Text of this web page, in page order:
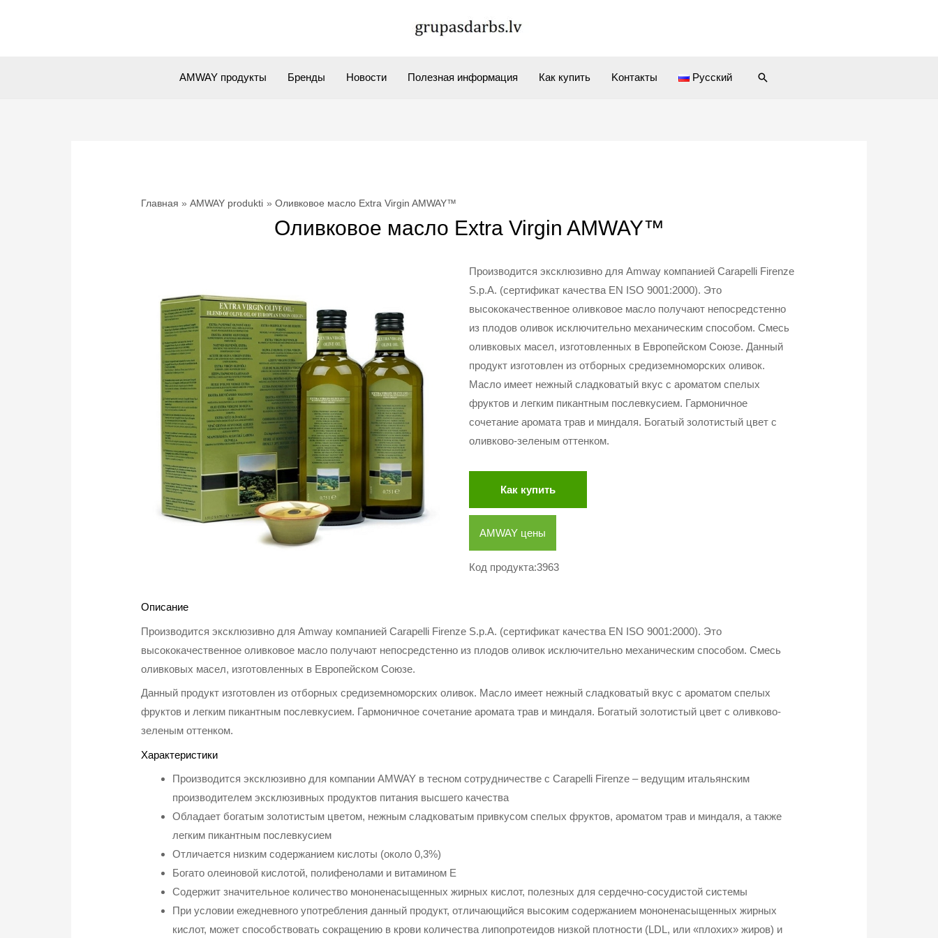
AMWAY продукты Бренды Новости Полезная информация Как купить Kонтакты Русский Поиск
Главная AMWAY produkti Оливковое масло Extra Virgin AMWAY™
Оливковое масло Extra Virgin AMWAY™
Производится эксклюзивно для Amway компанией Carapelli Firenze
S.p.A. (сертификат качества EN ISO 9001:2000). Это
высококачественное оливковое масло получают непосредстенно
из плодов оливок исключительно механическим способом. Смесь
оливковых масел, изготовленных в Европейском Союзе. Данный
продукт изготовлен из отборных средиземноморских оливок.
Масло имеет нежный сладковатый вкус с ароматом спелых
фруктов и легким пикантным послевкусием. Гармоничное
сочетание аромата трав и миндаля. Богатый золотистый цвет с
оливково-зеленым оттенком.
Как купить
AMWAY цены
Код продукта:3963
Описание
Производится эксклюзивно для Amway компанией Carapelli Firenze S.p.A. (сертификат качества EN ISO 9001:2000). Это
высококачественное оливковое масло получают непосредстенно из плодов оливок исключительно механическим способом. Смесь
оливковых масел, изготовленных в Европейском Союзе.
Данный продукт изготовлен из отборных средиземноморских оливок. Масло имеет нежный сладковатый вкус с ароматом спелых
фруктов и легким пикантным послевкусием. Гармоничное сочетание аромата трав и миндаля. Богатый золотистый цвет с оливково-
зеленым оттенком.
Характеристики
Производится эксклюзивно для компании AMWAY в тесном сотрудничестве с Carapelli Firenze – ведущим итальянским
производителем эксклюзивных продуктов питания высшего качества
Обладает богатым золотистым цветом, нежным сладковатым привкусом спелых фруктов, ароматом трав и миндаля, а также
легким пикантным послевкусием
Отличается низким содержанием кислоты (около 0,3%)
Богато олеиновой кислотой, полифенолами и витамином Е
Содержит значительное количество мононенасыщенных жирных кислот, полезных для сердечно-сосудистой системы
При условии ежедневного употребления данный продукт, отличающийся высоким содержанием мононенасыщенных жирных
кислот, может способствовать сокращению в крови количества липопротеидов низкой плотности (LDL, или «плохих» жиров) и